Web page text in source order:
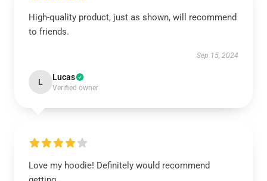
High-quality product, just as shown, will recommend
to friends.
Sep 15, 2024
L Lucas
Verified owner
Love my hoodie! Definitely would recommend